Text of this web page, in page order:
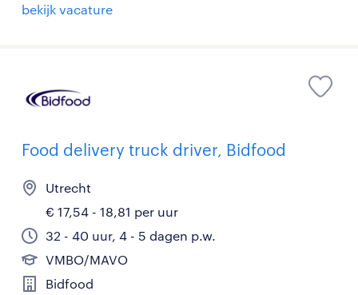
bekijk vacature
Food delivery truck driver, Bidfood
Utrecht
€ 17,54 - 18,81 per uur
32 - 40 uur, 4 - 5 dagen p.w.
VMBO/MAVO
Bidfood